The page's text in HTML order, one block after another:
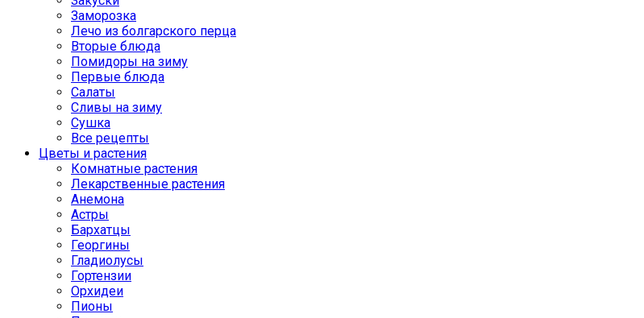
Заморозка
Лечо из болгарского перца
Вторые блюда
Помидоры на зиму
Первые блюда
Салаты
Сливы на зиму
Сушка
Все рецепты
Цветы и растения
Комнатные растения
Лекарственные растения
Анемона
Астры
Бархатцы
Георгины
Гладиолусы
Гортензии
Орхидеи
Пионы